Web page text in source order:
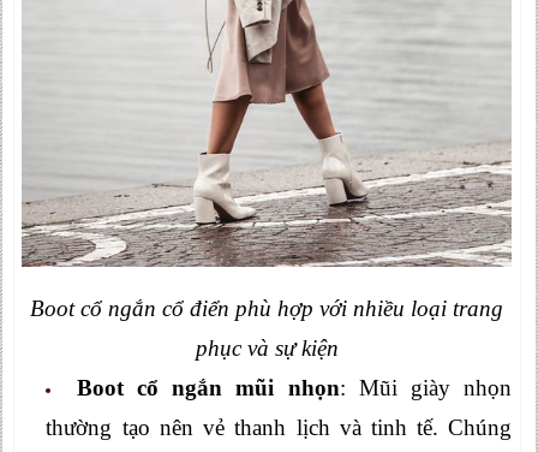
Boot cổ ngắn cổ điển phù hợp với nhiều loại trang
phục và sự kiện
Boot cổ ngắn mũi nhọn: Mũi giày nhọn
thường tạo nên vẻ thanh lịch và tinh tế. Chúng